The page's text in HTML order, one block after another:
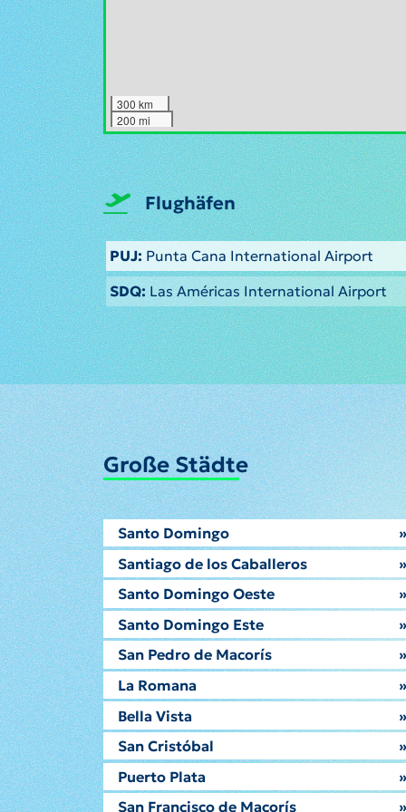
300 km
200 mi
Flughäfen
PUJ: Punta Cana International Airport
SDQ:Las Américas International Airport
Große Städte
Santo Domingo
»
Santiago de los Caballeros
»
Santo Domingo Oeste
»
Santo Domingo Este
»
San Pedro de Macorís
»
La Romana
»
Bella Vista
»
San Cristóbal
»
Puerto Plata
»
San Francisco de Macorís
»